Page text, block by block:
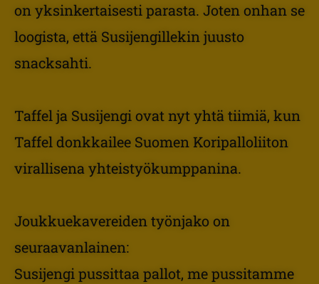
on yksinkertaisesti parasta. Joten onhan se
loogista, että Susijengillekin juusto
snacksahti.
Taffel ja Susijengi ovat nyt yhtä tiimiä, kun
Taffel donkkailee Suomen Koripalloliiton
virallisena yhteistyökumppanina.
Joukkuekavereiden työnjako on
seuraavanlainen:
Susijengi pussittaa pallot, me pussitamme